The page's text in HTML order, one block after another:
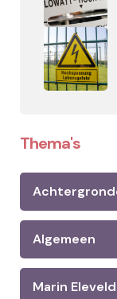
Thema's
Algemeen
Marin Eleveld